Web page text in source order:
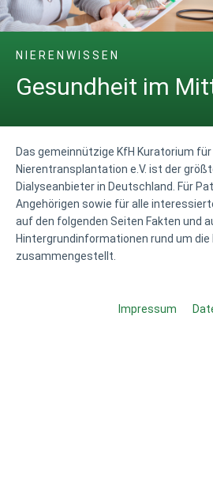
NIERENWISSEN
Gesundheit im
Das gemeinnützige KfH Kuratorium für
Nierentransplantation e.V. ist der
Dialyseanbieter in Deutschland. Für
Angehörigen sowie für alle
auf den folgenden Seiten Fakten und
Hintergrundinformationen rund um die
zusammengestellt.
Impressum